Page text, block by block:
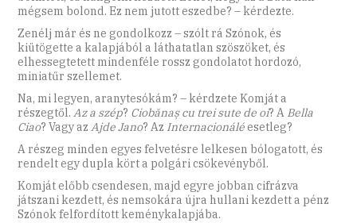
mégsem bolond. Ez nem jutott eszedbe? – kérdezte.
Zenélj már és ne gondolkozz – szólt rá Szónok, és
kiütögette a kalapjából a láthatatlan szöszöket, és
elhessegtetett mindenféle rossz gondolatot hordozó,
miniatűr szellemet.
Na, mi legyen, aranytesókám? – kérdzete Komját a
részegtől.Az a szép? Ciobănaș cu trei sute de oi? A Bella
Ciao? Vagy azAjde Jano? Az Internacionálé esetleg?
A részeg minden egyes felvetésre lelkesen bólogatott, és
rendelt egy dupla kört a polgári csökevényből.
Komját előbb csendesen, majd egyre jobban cifrázva
játszani kezdett, és nemsokára újra hullani kezdett a pénz
Szónok felfordított keménykalapjába.